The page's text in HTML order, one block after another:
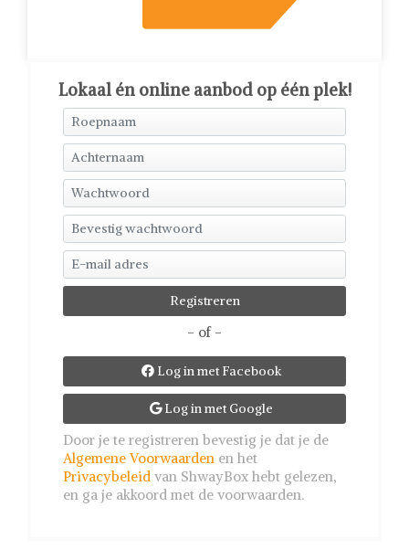
Lokaal én online aanbod op één plek!
- of -
Log in met Facebook
Log in met Google
Door je te registreren bevestig je dat je de
Algemene Voorwaarden en het
Privacybeleid van ShwayBox hebt gelezen,
en ga je akkoord met de voorwaarden.